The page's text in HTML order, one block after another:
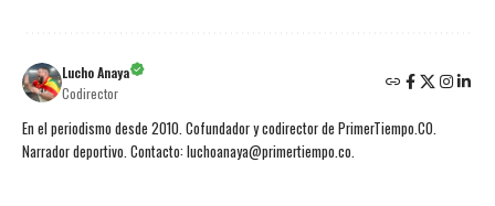
Lucho Anaya
Codirector
En el periodismo desde 2010. Cofundador y codirector de PrimerTiempo.CO.
Narrador deportivo. Contacto: luchoanaya@primertiempo.co.